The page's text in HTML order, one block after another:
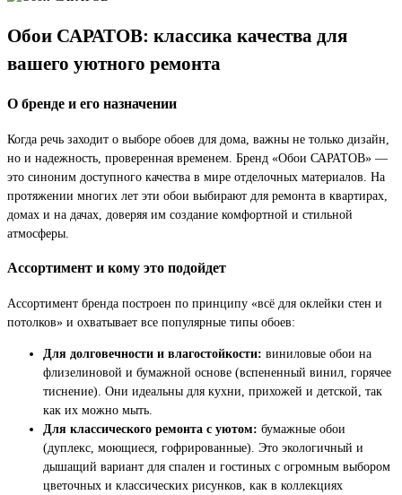
Обои САРАТОВ: классика качества для
вашего уютного ремонта
О бренде и его назначении
Когда речь заходит о выборе обоев для дома, важны не только дизайн,
но и надежность, проверенная временем. Бренд «Обои САРАТОВ» —
это синоним доступного качества в мире отделочных материалов. На
протяжении многих лет эти обои выбирают для ремонта в квартирах,
домах и на дачах, доверяя им создание комфортной и стильной
атмосферы.
Ассортимент и кому это подойдет
Ассортимент бренда построен по принципу «всё для оклейки стен и
потолков» и охватывает все популярные типы обоев:
Для долговечности и влагостойкости: виниловые обои на
флизелиновой и бумажной основе (вспененный винил, горячее
тиснение). Они идеальны для кухни, прихожей и детской, так
как их можно мыть.
Для классического ремонта с уютом: бумажные обои
(дуплекс, моющиеся, гофрированные). Это экологичный и
дышащий вариант для спален и гостиных с огромным выбором
цветочных и классических рисунков, как в коллекциях